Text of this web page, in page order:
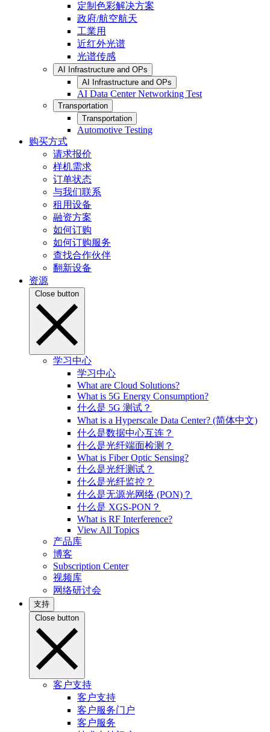
定制色彩解决方案
政府/航空航天
工業用
近红外光谱
光谱传感
AI Infrastructure and OPs
AI Infrastructure and OPs
AI Data Center Networking Test
Transportation
Transportation
Automotive Testing
购买方式
请求报价
样机需求
订单状态
与我们联系
租用设备
融资方案
如何订购
如何订购服务
查找合作伙伴
翻新设备
资源
Close button
学习中心
学习中心
What are Cloud Solutions?
What is 5G Energy Consumption?
什么是 5G 测试？
What is a Hyperscale Data Center? (简体中文)
什么是数据中心互连？
什么是光纤端面检测？
What is Fiber Optic Sensing?
什么是光纤测试？
什么是光纤监控？
什么是无源光网络 (PON)？
什么是 XGS-PON？
What is RF Interference?
View All Topics
产品库
博客
Subscription Center
视频库
网络研讨会
支持
Close button
客户支持
客户支持
客户服务门户
客户服务